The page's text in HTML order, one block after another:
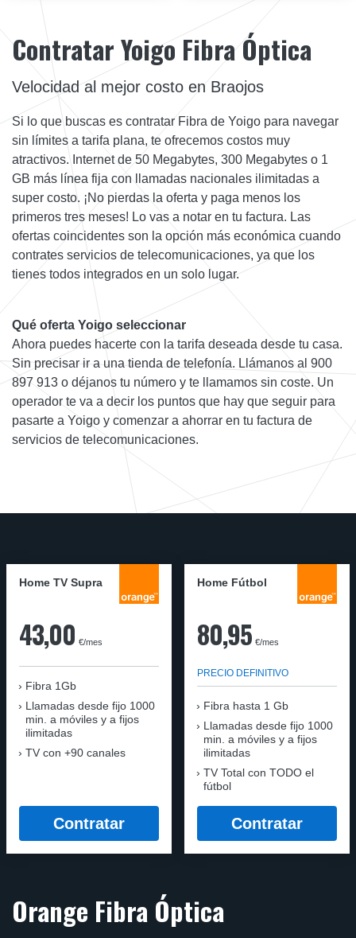
Contratar Yoigo Fibra Óptica
Velocidad al mejor costo en Braojos
Si lo que buscas es contratar Fibra de Yoigo para navegar
sin límites a tarifa plana, te ofrecemos costos muy
atractivos. Internet de 50 Megabytes, 300 Megabytes o 1
GB más línea fija con llamadas nacionales ilimitadas a
super costo. ¡No pierdas la oferta y paga menos los
primeros tres meses! Lo vas a notar en tu factura. Las
ofertas coincidentes son la opción más económica cuando
contrates servicios de telecomunicaciones, ya que los
tienes todos integrados en un solo lugar.
Qué oferta Yoigo seleccionar
Ahora puedes hacerte con la tarifa deseada desde tu casa.
Sin precisar ir a una tienda de telefonía. Llámanos al 900
897 913 o déjanos tu número y te llamamos sin coste. Un
operador te va a decir los puntos que hay que seguir para
pasarte a Yoigo y comenzar a ahorrar en tu factura de
servicios de telecomunicaciones.
Home TV Supra
43,00 €/mes
Fibra 1Gb
Llamadas desde fijo 1000
min. a móviles y a fijos
ilimitadas
TV con +90 canales
Contratar
Home Fútbol
80,95 €/mes
PRECIO DEFINITIVO
Fibra hasta 1 Gb
Llamadas desde fijo 1000
min. a móviles y a fijos
ilimitadas
TV Total con TODO el
fútbol
Contratar
Orange Fibra Óptica